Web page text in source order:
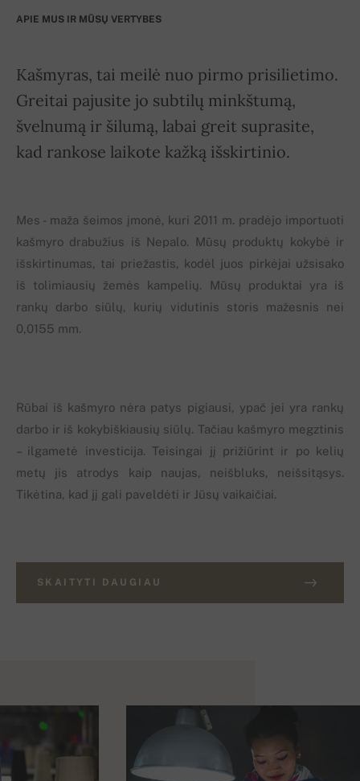
APIE MUS IR MŪSŲ VERTYBES
Kašmyras, tai meilė nuo pirmo prisilietimo.
Greitai pajusite jo subtilų minkštumą,
švelnumą ir šilumą, labai greit suprasite,
kad rankose laikote kažką išskirtinio.
Mes - maža šeimos įmonė, kuri 2011 m. pradėjo importuoti
kašmyro drabužius iš Nepalo. Mūsų produktų kokybė ir
išskirtinumas, tai priežastis, kodėl juos pirkėjai užsisako
iš tolimiausių žemės kampelių. Mūsų produktai yra iš
rankų darbo siūlų, kurių vidutinis storis mažesnis nei
0,0155 mm.
Rūbai iš kašmyro nėra patys pigiausi, ypač jei yra rankų
darbo ir iš kokybiškiausių siūlų. Tačiau kašmyro megztinis
– ilgametė investicija. Teisingai jį prižiūrint ir po kelių
metų jis atrodys kaip naujas, neišbluks, neišsitąsys.
Tikėtina, kad jį gali paveldėti ir Jūsų vaikaičiai.
SKAITYTI DAUGIAU